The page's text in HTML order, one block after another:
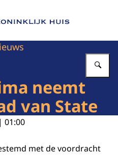
van Het Koninklijk Huis
neemt
van State
01:00
met de voordracht